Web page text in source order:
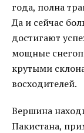
года, полна
Да и сейчас
достигают
мощные
крутыми
восходителей.
Вершина
Пакистана,